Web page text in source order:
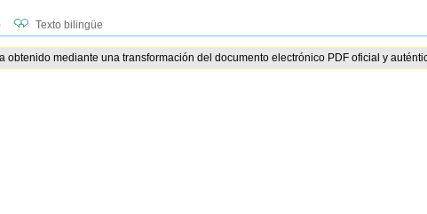
Texto bilingüe
obtenido mediante una transformación del documento electrónico PDF oficial y